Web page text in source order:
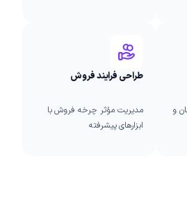
و
طراحی فرایند فروش
مدیریت مؤثر چرخه فروش با
ابزارهای پیشرفته